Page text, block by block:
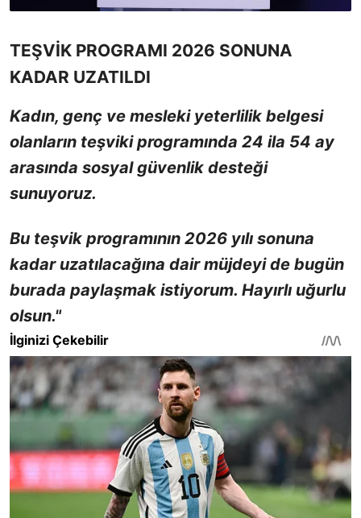
TEŞVİK PROGRAMI 2026 SONUNA
KADAR UZATILDI
Kadın, genç ve mesleki yeterlilik belgesi
olanların teşviki programında 24 ila 54 ay
arasında sosyal güvenlik desteği
sunuyoruz.
Bu teşvik programının 2026 yılı sonuna
kadar uzatılacağına dair müjdeyi de bugün
burada paylaşmak istiyorum. Hayırlı uğurlu
olsun."